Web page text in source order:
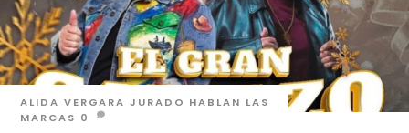
ALIDA VERGARA JURADO HABLAN LAS
MARCAS 0